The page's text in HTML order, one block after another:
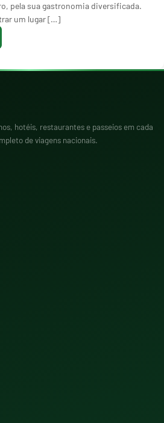
pela sua gastronomia diversificada.
um lugar […]
hotéis, restaurantes e passeios em cada
de viagens nacionais.